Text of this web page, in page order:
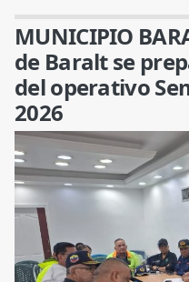
MUNICIPIO
de Baralt se
del operativo
2026